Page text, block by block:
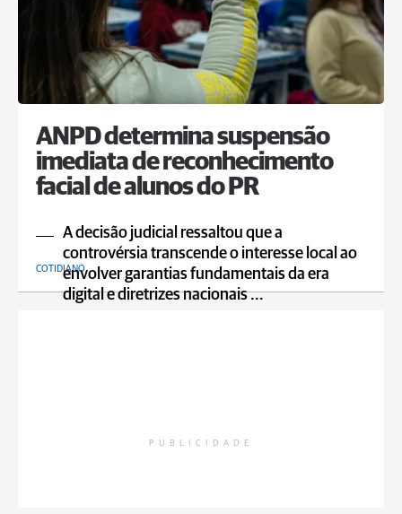
ANPD determina suspensão
imediata de reconhecimento
facial de alunos do PR
A decisão judicial ressaltou que a
controvérsia transcende o interesse local ao
envolver garantias fundamentais da era
digital e diretrizes nacionais ...
COTIDIANO
PUBLICIDADE